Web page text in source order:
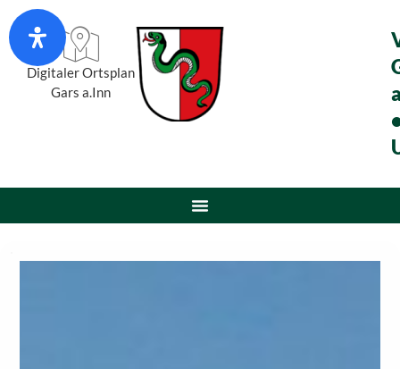
Digitaler Ortsplan
Gars a.Inn